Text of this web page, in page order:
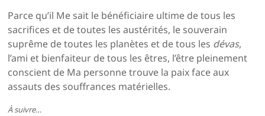
Parce qu’il Me sait le bénéficiaire ultime de tous les
sacrifices et de toutes les austérités, le souverain
suprême de toutes les planètes et de tous les dévas,
l’ami et bienfaiteur de tous les êtres, l’être pleinement
conscient de Ma personne trouve la paix face aux
assauts des souffrances matérielles.
À suivre…